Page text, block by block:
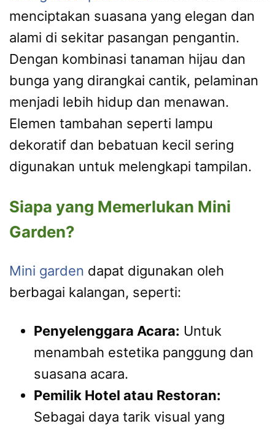
menciptakan suasana yang elegan dan
alami di sekitar pasangan pengantin.
Dengan kombinasi tanaman hijau dan
bunga yang dirangkai cantik, pelaminan
menjadi lebih hidup dan menawan.
Elemen tambahan seperti lampu
dekoratif dan bebatuan kecil sering
digunakan untuk melengkapi tampilan.
Siapa yang Memerlukan Mini
Garden?
Mini garden dapat digunakan oleh
berbagai kalangan, seperti:
Penyelenggara Acara: Untuk
menambah estetika panggung dan
suasana acara.
Pemilik Hotel atau Restoran:
Sebagai daya tarik visual yang